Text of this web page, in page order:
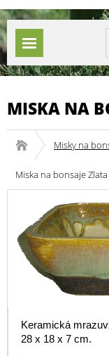
MISKA NA
Misky na
Miska na bonsaje
Keramická
28 x 18 x 7 cm.